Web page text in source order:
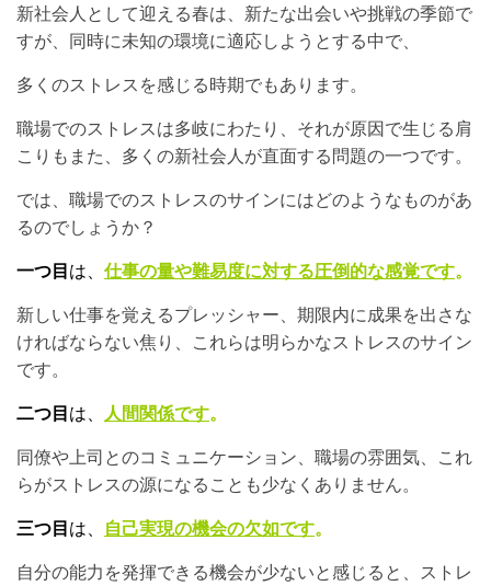
新社会人として迎える春は、新たな出会いや挑戦の季節で
すが、同時に未知の環境に適応しようとする中で、
多くのストレスを感じる時期でもあります。
職場でのストレスは多岐にわたり、それが原因で生じる肩
こりもまた、多くの新社会人が直面する問題の一つです。
では、職場でのストレスのサインにはどのようなものがあ
るのでしょうか？
一つ目は、 仕事の量や難易度に対する圧倒的な感覚です。
新しい仕事を覚えるプレッシャー、期限内に成果を出さな
ければならない焦り、これらは明らかなストレスのサイン
です。
二つ目は、 人間関係です。
同僚や上司とのコミュニケーション、職場の雰囲気、これ
らがストレスの源になることも少なくありません。
三つ目は、 自己実現の機会の欠如です。
自分の能力を発揮できる機会が少ないと感じると、ストレ